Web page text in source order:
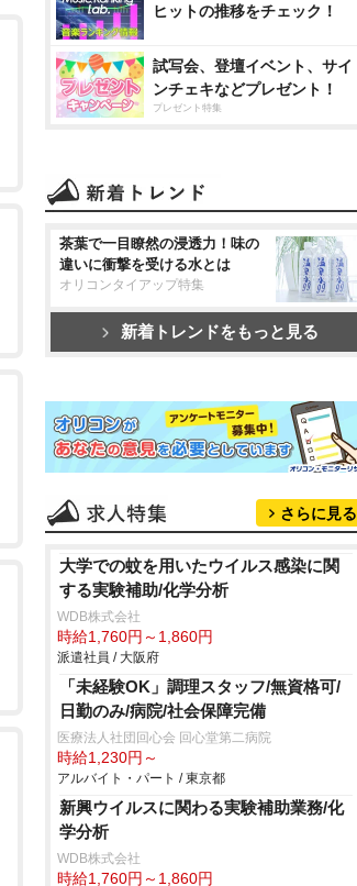
ヒットの推移をチェック！
試写会、登壇イベント、サイ
ンチェキなどプレゼント！
プレゼント特集
茶葉で一目瞭然の浸透力！味の
違いに衝撃を受ける水とは
オリコンタイアップ特集
新着トレンドをもっと見る
さらに見る
大学での蚊を用いたウイルス感染に関
する実験補助/化学分析
WDB株式会社
時給1,760円～1,860円
派遣社員 / 大阪府
「未経験OK」調理スタッフ/無資格可/
日勤のみ/病院/社会保障完備
医療法人社団回心会 回心堂第二病院
時給1,230円～
アルバイト・パート / 東京都
新興ウイルスに関わる実験補助業務/化
学分析
WDB株式会社
時給1,760円～1,860円